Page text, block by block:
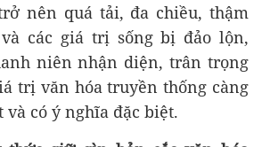
nên quá tải, đa chiều, thậm
các giá trị sống bị đảo lộn,
niên nhận diện, trân trọng
trị văn hóa truyền thống càng
có ý nghĩa đặc biệt.